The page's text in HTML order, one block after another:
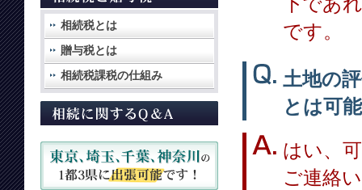
です。
土地の
とは可
はい、
ご連絡
相続税とは
贈与税とは
相続税課税の仕組み